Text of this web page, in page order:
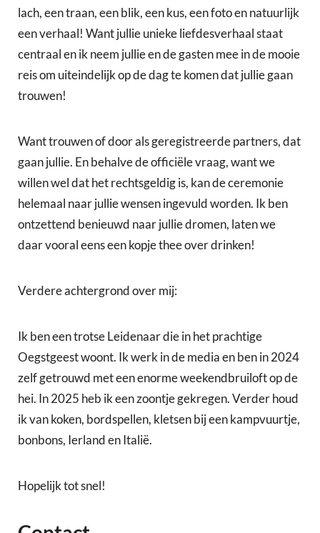
lach, een traan, een blik, een kus, een foto en natuurlijk
een verhaal! Want jullie unieke liefdesverhaal staat
centraal en ik neem jullie en de gasten mee in de mooie
reis om uiteindelijk op de dag te komen dat jullie gaan
trouwen!
Want trouwen of door als geregistreerde partners, dat
gaan jullie. En behalve de officiële vraag, want we
willen wel dat het rechtsgeldig is, kan de ceremonie
helemaal naar jullie wensen ingevuld worden. Ik ben
ontzettend benieuwd naar jullie dromen, laten we
daar vooral eens een kopje thee over drinken!
Verdere achtergrond over mij:
Ik ben een trotse Leidenaar die in het prachtige
Oegstgeest woont. Ik werk in de media en ben in 2024
zelf getrouwd met een enorme weekendbruiloft op de
hei. In 2025 heb ik een zoontje gekregen. Verder houd
ik van koken, bordspellen, kletsen bij een kampvuurtje,
bonbons, Ierland en Italië.
Hopelijk tot snel!